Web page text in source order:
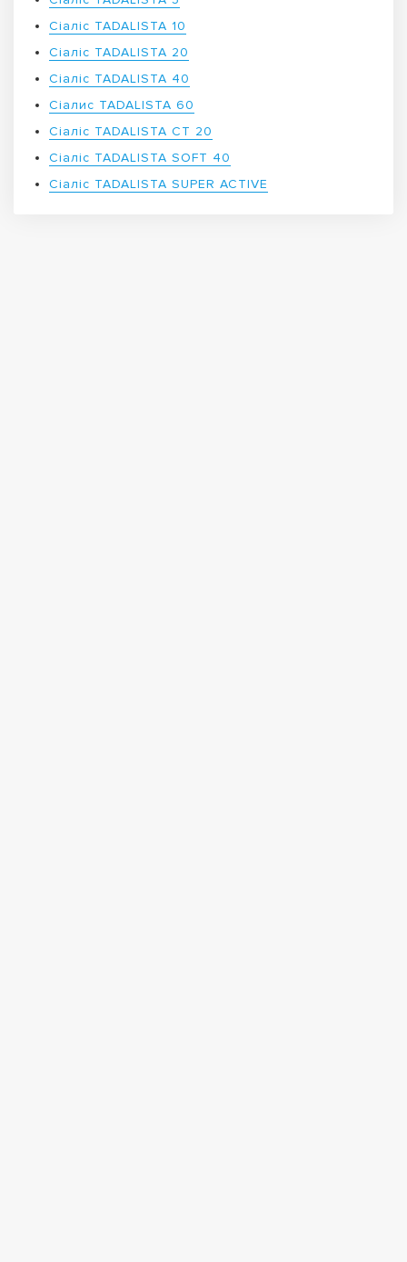
Сіаліс TADALISTA 10
Сіаліс TADALISTA 20
Сіаліс TADALISTA 40
Сіалис TADALISTA 60
Сіаліс TADALISTA CT 20
Сіаліс TADALISTA SOFT 40
Сіаліс TADALISTA SUPER ACTIVE